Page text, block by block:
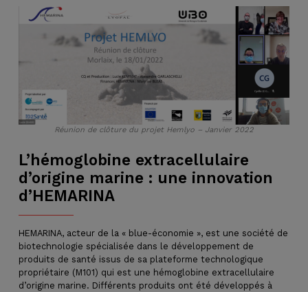
Réunion de clôture du projet Hemlyo – Janvier 2022
L’hémoglobine extracellulaire
d’origine marine : une innovation
d’HEMARINA
HEMARINA, acteur de la « blue-économie », est une société de
biotechnologie spécialisée dans le développement de
produits de santé issus de sa plateforme technologique
propriétaire (M101) qui est une hémoglobine extracellulaire
d’origine marine. Différents produits ont été développés à